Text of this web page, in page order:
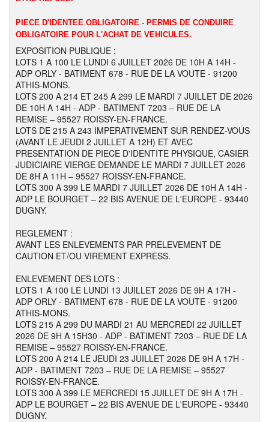
PIECE D'IDENTEE OBLIGATOIRE - PERMIS DE CONDUIRE
OBLIGATOIRE POUR L'ACHAT DE VEHICULES.
EXPOSITION PUBLIQUE :
LOTS 1 A 100 LE LUNDI 6 JUILLET 2026 DE 10H A 14H -
ADP ORLY - BATIMENT 678 - RUE DE LA VOUTE - 91200
ATHIS-MONS.
LOTS 200 A 214 ET 245 A 299 LE MARDI 7 JUILLET DE 2026
DE 10H A 14H - ADP - BATIMENT 7203 – RUE DE LA
REMISE – 95527 ROISSY-EN-FRANCE.
LOTS DE 215 A 243 IMPERATIVEMENT SUR RENDEZ-VOUS
(AVANT LE JEUDI 2 JUILLET A 12H) ET AVEC
PRESENTATION DE PIECE D'IDENTITE PHYSIQUE, CASIER
JUDICIAIRE VIERGE DEMANDE LE MARDI 7 JUILLET 2026
DE 8H A 11H – 95527 ROISSY-EN-FRANCE.
LOTS 300 A 399 LE MARDI 7 JUILLET 2026 DE 10H A 14H -
ADP LE BOURGET – 22 BIS AVENUE DE L'EUROPE - 93440
DUGNY.
REGLEMENT :
AVANT LES ENLEVEMENTS PAR PRELEVEMENT DE
CAUTION ET/OU VIREMENT EXPRESS.
ENLEVEMENT DES LOTS :
LOTS 1 A 100 LE LUNDI 13 JUILLET 2026 DE 9H A 17H -
ADP ORLY - BATIMENT 678 - RUE DE LA VOUTE - 91200
ATHIS-MONS.
LOTS 215 A 299 DU MARDI 21 AU MERCREDI 22 JUILLET
2026 DE 9H A 15H30 - ADP - BATIMENT 7203 – RUE DE LA
REMISE – 95527 ROISSY-EN-FRANCE.
LOTS 200 A 214 LE JEUDI 23 JUILLET 2026 DE 9H A 17H -
ADP - BATIMENT 7203 – RUE DE LA REMISE – 95527
ROISSY-EN-FRANCE.
LOTS 300 A 399 LE MERCREDI 15 JUILLET DE 9H A 17H -
ADP LE BOURGET – 22 BIS AVENUE DE L'EUROPE - 93440
DUGNY.